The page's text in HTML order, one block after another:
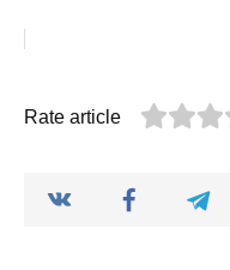
Rate article